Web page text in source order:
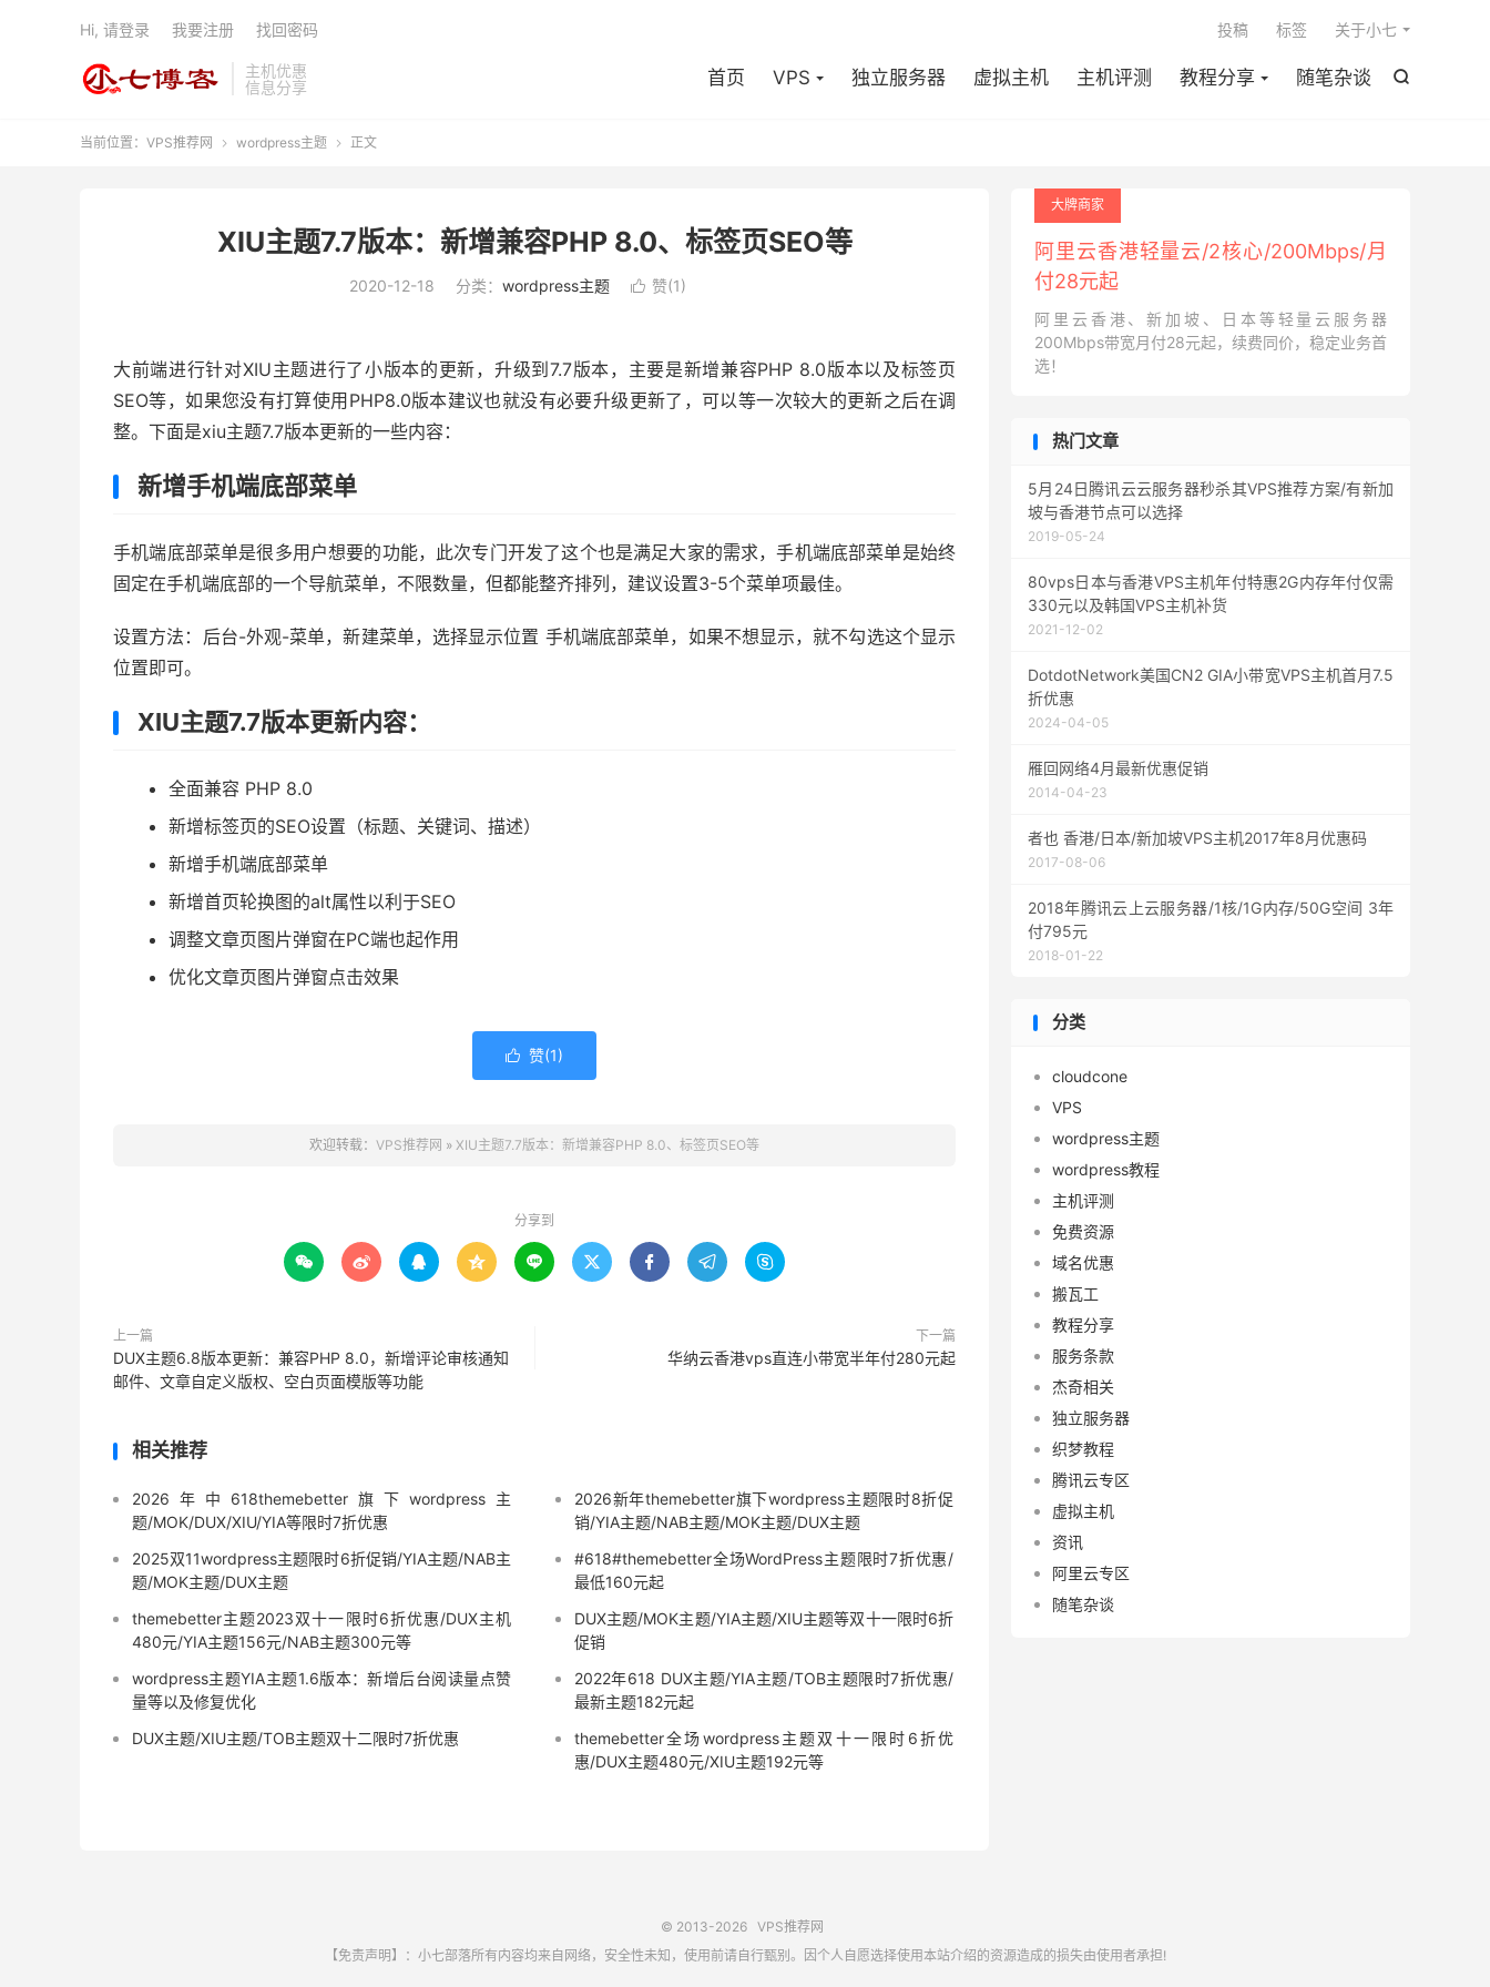
主机优惠
信息分享

首页 VPS 独立服务器 虚拟主机 主机评测 教程分享 随笔杂谈
投稿 标签 关于小七
Hi, 请登录 我要注册 找回密码
当前位置： VPS推荐网  wordpress主题  正文
XIU主题7.7版本：新增兼容PHP 8.0、标签页SEO等
2020-12-18 分类： wordpress主题  赞(1)
大前端进行针对XIU主题进行了小版本的更新，升级到7.7版本，主要是新增兼容PHP 8.0版本以及标签页
SEO等，如果您没有打算使用PHP8.0版本建议也就没有必要升级更新了，可以等一次较大的更新之后在调
整。下面是xiu主题7.7版本更新的一些内容：
新增手机端底部菜单
手机端底部菜单是很多用户想要的功能，此次专门开发了这个也是满足大家的需求，手机端底部菜单是始终
固定在手机端底部的一个导航菜单，不限数量，但都能整齐排列，建议设置3-5个菜单项最佳。
设置方法：后台-外观-菜单，新建菜单，选择显示位置 手机端底部菜单，如果不想显示，就不勾选这个显示
位置即可。
XIU主题7.7版本更新内容：
全面兼容 PHP 8.0
新增标签页的SEO设置（标题、关键词、描述）
新增手机端底部菜单
新增首页轮换图的alt属性以利于SEO
调整文章页图片弹窗在PC端也起作用
优化文章页图片弹窗点击效果
 赞(1)
欢迎转载： VPS推荐网 » XIU主题7.7版本：新增兼容PHP 8.0、标签页SEO等
分享到
        
上一篇
DUX主题6.8版本更新：兼容PHP 8.0，新增评论审核通知
邮件、文章自定义版权、空白页面模版等功能
下一篇
华纳云香港vps直连小带宽半年付280元起
相关推荐
2026年中618themebetter旗下wordpress主
题/MOK/DUX/XIU/YIA等限时7折优惠
2026新年themebetter旗下wordpress主题限时8折促
销/YIA主题/NAB主题/MOK主题/DUX主题
2025双11wordpress主题限时6折促销/YIA主题/NAB主
题/MOK主题/DUX主题
#618#themebetter全场WordPress主题限时7折优惠/
最低160元起
themebetter主题2023双十一限时6折优惠/DUX主机
480元/YIA主题156元/NAB主题300元等
DUX主题/MOK主题/YIA主题/XIU主题等双十一限时6折
促销
wordpress主题YIA主题1.6版本：新增后台阅读量点赞
量等以及修复优化
2022年618 DUX主题/YIA主题/TOB主题限时7折优惠/
最新主题182元起
DUX主题/XIU主题/TOB主题双十二限时7折优惠
themebetter全场wordpress主题双十一限时6折优
惠/DUX主题480元/XIU主题192元等
大牌商家
阿里云香港轻量云/2核心/200Mbps/月
付28元起
阿里云香港、新加坡、日本等轻量云服务器
200Mbps带宽月付28元起，续费同价，稳定业务首
选！
热门文章
5月24日腾讯云云服务器秒杀其VPS推荐方案/有新加
坡与香港节点可以选择
2019-05-24
80vps日本与香港VPS主机年付特惠2G内存年付仅需
330元以及韩国VPS主机补货
2021-12-02
DotdotNetwork美国CN2 GIA小带宽VPS主机首月7.5
折优惠
2024-04-05
雁回网络4月最新优惠促销
2014-04-23
者也 香港/日本/新加坡VPS主机2017年8月优惠码
2017-08-06
2018年腾讯云上云服务器/1核/1G内存/50G空间 3年
付795元
2018-01-22
分类
cloudcone
VPS
wordpress主题
wordpress教程
主机评测
免费资源
域名优惠
搬瓦工
教程分享
服务条款
杰奇相关
独立服务器
织梦教程
腾讯云专区
虚拟主机
资讯
阿里云专区
随笔杂谈
© 2013-2026 VPS推荐网
【免责声明】：小七部落所有内容均来自网络，安全性未知，使用前请自行甄别。因个人自愿选择使用本站介绍的资源造成的损失由使用者承担!